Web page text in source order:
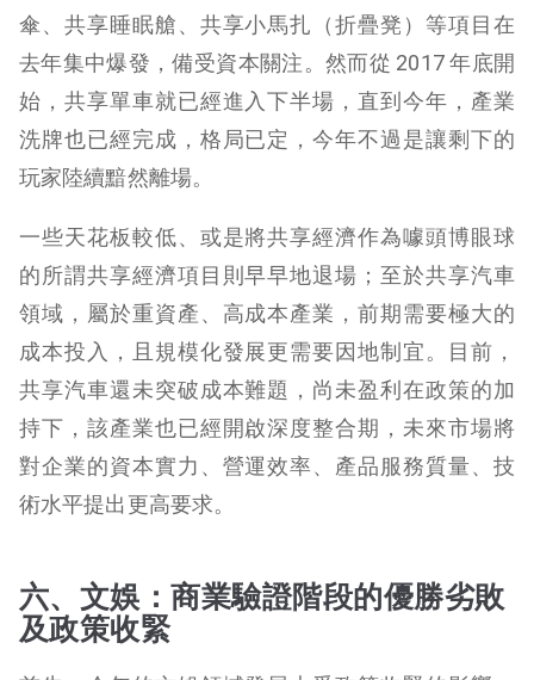
傘、共享睡眠艙、共享小馬扎（折疊凳）等項目在
去年集中爆發，備受資本關注。然而從 2017 年底開
始，共享單車就已經進入下半場，直到今年，產業
洗牌也已經完成，格局已定，今年不過是讓剩下的
玩家陸續黯然離場。
一些天花板較低、或是將共享經濟作為噱頭博眼球
的所謂共享經濟項目則早早地退場；至於共享汽車
領域，屬於重資產、高成本產業，前期需要極大的
成本投入，且規模化發展更需要因地制宜。目前，
共享汽車還未突破成本難題，尚未盈利在政策的加
持下，該產業也已經開啟深度整合期，未來市場將
對企業的資本實力、營運效率、產品服務質量、技
術水平提出更高要求。
六、文娛：商業驗證階段的優勝劣敗
及政策收緊